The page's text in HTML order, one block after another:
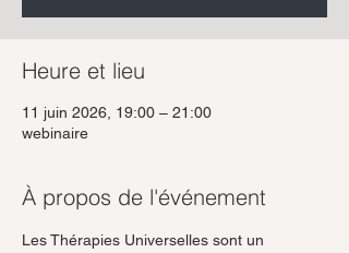
Heure et lieu
11 juin 2026, 19:00 – 21:00
webinaire
À propos de l'événement
Les Thérapies Universelles sont un